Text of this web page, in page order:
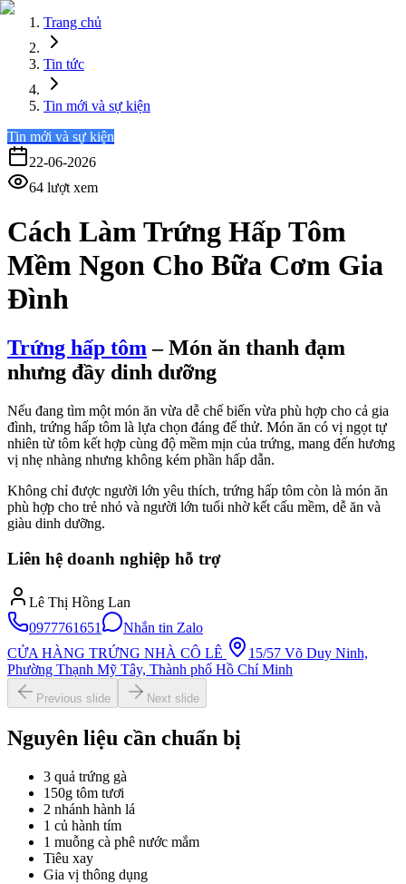
Trang chủ
Tin tức
Tin mới và sự kiện
Tin mới và sự kiện
22-06-2026
64 lượt xem
Cách Làm Trứng Hấp Tôm
Mềm Ngon Cho Bữa Cơm Gia
Đình
Trứng hấp tôm – Món ăn thanh đạm
nhưng đầy dinh dưỡng
Nếu đang tìm một món ăn vừa dễ chế biến vừa phù hợp cho cả gia
đình, trứng hấp tôm là lựa chọn đáng để thử. Món ăn có vị ngọt tự
nhiên từ tôm kết hợp cùng độ mềm mịn của trứng, mang đến hương
vị nhẹ nhàng nhưng không kém phần hấp dẫn.
Không chỉ được người lớn yêu thích, trứng hấp tôm còn là món ăn
phù hợp cho trẻ nhỏ và người lớn tuổi nhờ kết cấu mềm, dễ ăn và
giàu dinh dưỡng.
Liên hệ doanh nghiệp hỗ trợ
Lê Thị Hồng Lan
0977761651
Nhắn tin Zalo
CỬA HÀNG TRỨNG NHÀ CÔ LÊ
15/57 Võ Duy Ninh,
Phường Thạnh Mỹ Tây, Thành phố Hồ Chí Minh
Previous slide Next slide
Nguyên liệu cần chuẩn bị
3 quả trứng gà
150g tôm tươi
2 nhánh hành lá
1 củ hành tím
1 muỗng cà phê nước mắm
Tiêu xay
Gia vị thông dụng